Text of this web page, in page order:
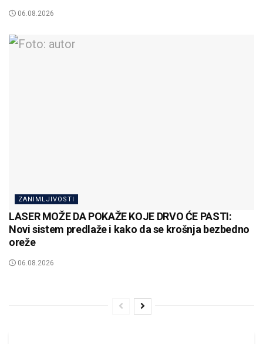
06.08.2026
ZANIMLJIVOSTI
LASER MOŽE DA POKAŽE KOJE DRVO ĆE PASTI:
Novi sistem predlaže i kako da se krošnja bezbedno
oreže
06.08.2026